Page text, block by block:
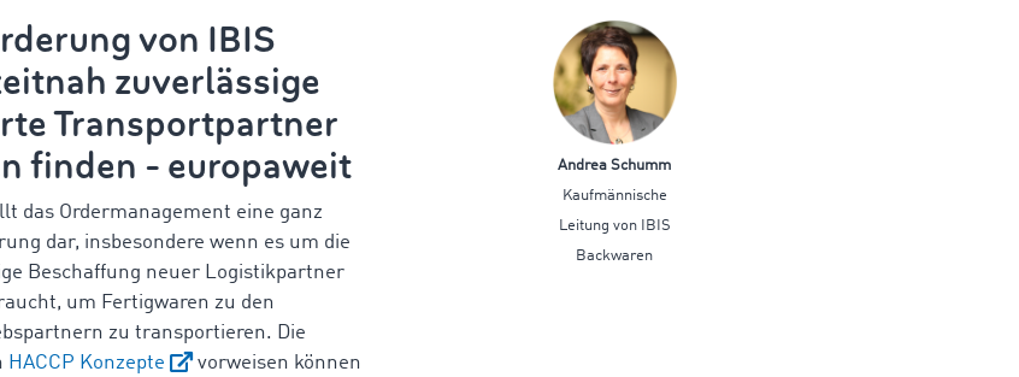
von IBIS
zuverlässige
Transportpartner
finden - europaweit
das Ordermanagement eine ganz
dar, insbesondere wenn es um die
Beschaffung neuer Logistikpartner
um Fertigwaren zu den
zu transportieren. Die
HACCP Konzepte
vorweisen können
Andrea Schumm
Kaufmännische
Leitung von IBIS
Backwaren